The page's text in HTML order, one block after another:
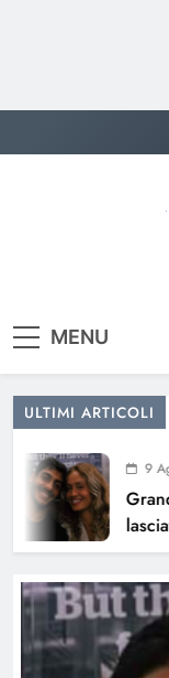
to
MENU
ULTIMI ARTICOLI
9